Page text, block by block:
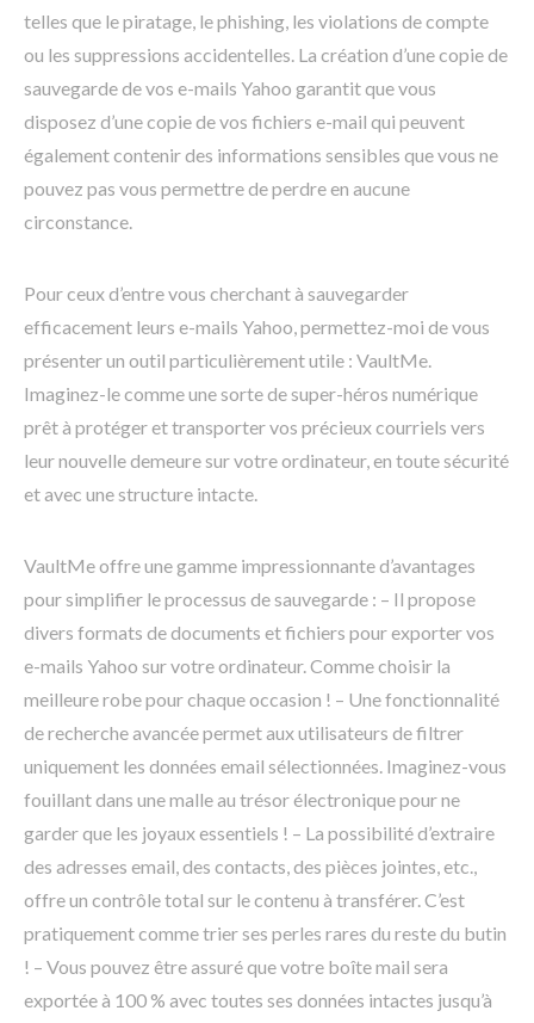
telles que le piratage, le phishing, les violations de compte
ou les suppressions accidentelles. La création d’une copie de
sauvegarde de vos e-mails Yahoo garantit que vous
disposez d’une copie de vos fichiers e-mail qui peuvent
également contenir des informations sensibles que vous ne
pouvez pas vous permettre de perdre en aucune
circonstance.
Pour ceux d’entre vous cherchant à sauvegarder
efficacement leurs e-mails Yahoo, permettez-moi de vous
présenter un outil particulièrement utile : VaultMe.
Imaginez-le comme une sorte de super-héros numérique
prêt à protéger et transporter vos précieux courriels vers
leur nouvelle demeure sur votre ordinateur, en toute sécurité
et avec une structure intacte.
VaultMe offre une gamme impressionnante d’avantages
pour simplifier le processus de sauvegarde : – Il propose
divers formats de documents et fichiers pour exporter vos
e-mails Yahoo sur votre ordinateur. Comme choisir la
meilleure robe pour chaque occasion ! – Une fonctionnalité
de recherche avancée permet aux utilisateurs de filtrer
uniquement les données email sélectionnées. Imaginez-vous
fouillant dans une malle au trésor électronique pour ne
garder que les joyaux essentiels ! – La possibilité d’extraire
des adresses email, des contacts, des pièces jointes, etc.,
offre un contrôle total sur le contenu à transférer. C’est
pratiquement comme trier ses perles rares du reste du butin
! – Vous pouvez être assuré que votre boîte mail sera
exportée à 100 % avec toutes ses données intactes jusqu’à